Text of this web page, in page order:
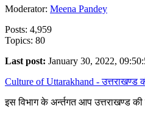
Moderator: Meena Pandey
Posts: 4,959
Topics: 80
Last post: January 30, 2022,
Culture of Uttarakhand - उत्तराखण्ड
इस विभाग के अर्न्तगत आप उत्तराखण्ड